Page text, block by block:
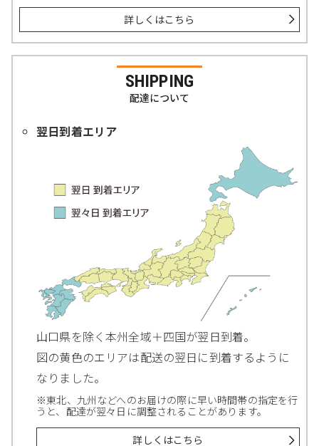
詳しくはこちら
SHIPPING
配達について
翌日到着エリア
山口県を除く本州全域＋四国が翌日到着。
図の黄色のエリアは配送の翌日に到着するように
なりました。
※東北、九州などへのお届けの際に早い時間帯の指定を行
うと、配達が翌々日に調整されることがあります。
詳しくはこちら